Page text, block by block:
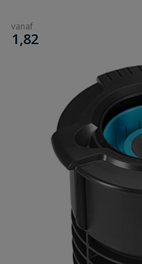
vanaf
€
1,82